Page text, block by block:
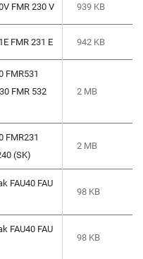
FMR 230 V 939 KB
FMR 231 E 942 KB
FMR531
FMR 532
2 MB
FMR231
(SK)
2 MB
FAU40 FAU
98 KB
FAU40 FAU
98 KB